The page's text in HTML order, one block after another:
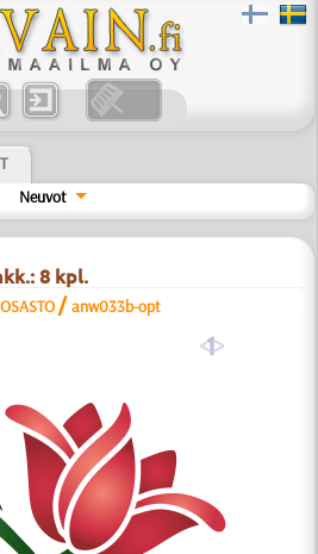
Neuvot
8 kpl.
/anw033b-opt
a